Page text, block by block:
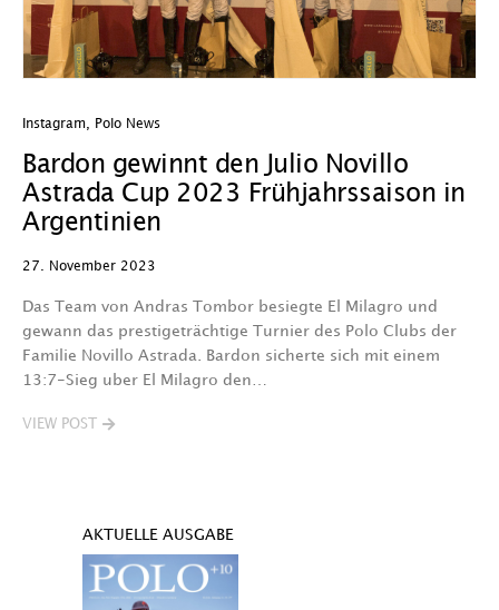
Instagram Polo News
Bardon gewinnt den Julio Novillo
Astrada Cup 2023 Frühjahrssaison in
Argentinien
27. November 2023
Das Team von Andras Tombor besiegte El Milagro und
gewann das prestigeträchtige Turnier des Polo Clubs der
Familie Novillo Astrada. Bardon sicherte sich mit einem
13:7-Sieg uber El Milagro den…
VIEW POST
AKTUELLE AUSGABE